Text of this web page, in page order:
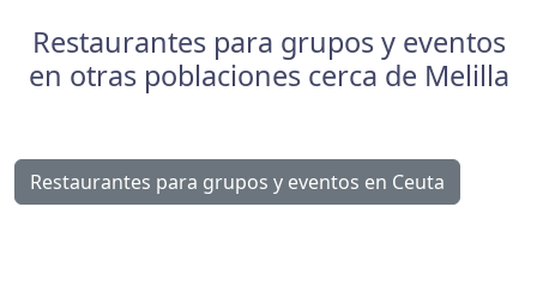
Restaurantes para grupos y eventos
en otras poblaciones cerca de Melilla
Restaurantes para grupos y eventos en Ceuta